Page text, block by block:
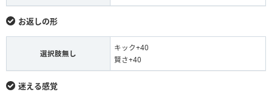
お返しの形
選択肢無し
キック+40
賢さ+40
迷える感覚